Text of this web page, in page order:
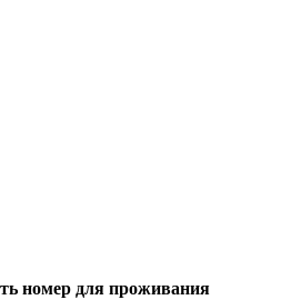
номер для проживания